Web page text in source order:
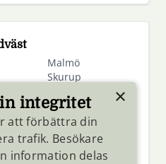
Malmö
Skurup
Svedala
Trelleborg
Vellinge
×
integritet
att förbättra din
trafik. Besökare
information delas